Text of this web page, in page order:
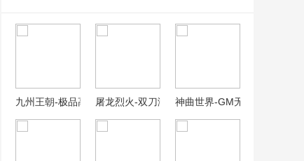
九州王朝-极品高爆版屠龙烈火-双刀满攻速（删档内测）
神曲世界-GM无限刷充